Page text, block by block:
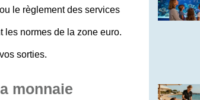
le règlement des services
les normes de la zone euro.
sorties.
monnaie